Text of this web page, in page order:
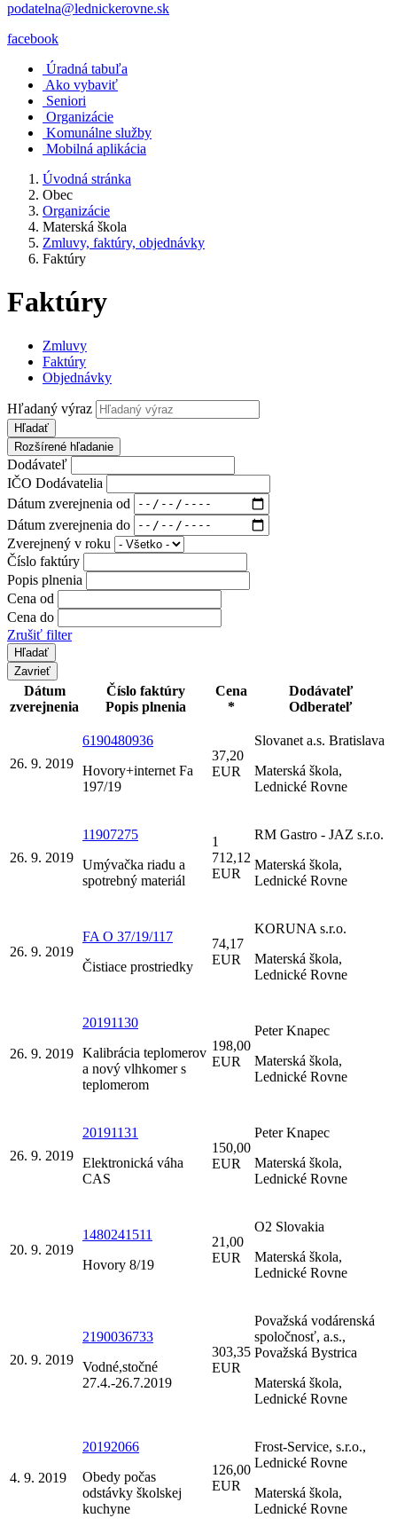
podatelna@lednickerovne.sk
facebook
Úradná tabuľa
Ako vybaviť
Seniori
Organizácie
Komunálne služby
Mobilná aplikácia
Úvodná stránka
Obec
Organizácie
Materská škola
Zmluvy, faktúry, objednávky
Faktúry
Faktúry
Zmluvy
Faktúry
Objednávky
Hľadaný výraz
Hľadať
Rozšírené hľadanie
Dodávateľ
IČO Dodávatelia
Dátum zverejnenia od
Dátum zverejnenia do
Zverejnený v roku
Číslo faktúry
Popis plnenia
Cena od
Cena do
Zrušiť filter
Zavrieť
Dátum
zverejnenia
Číslo faktúry
Popis plnenia
Cena
*
Dodávateľ
Odberateľ
26. 9. 2019
6190480936
Hovory+internet Fa
197/19
37,20
EUR
Slovanet a.s. Bratislava
Materská škola,
Lednické Rovne
26. 9. 2019
11907275
Umývačka riadu a
spotrebný materiál
1
712,12
EUR
RM Gastro - JAZ s.r.o.
Materská škola,
Lednické Rovne
26. 9. 2019
FA O 37/19/117
Čistiace prostriedky
74,17
EUR
KORUNA s.r.o.
Materská škola,
Lednické Rovne
26. 9. 2019
20191130
Kalibrácia teplomerov
a nový vlhkomer s
teplomerom
198,00
EUR
Peter Knapec
Materská škola,
Lednické Rovne
26. 9. 2019
20191131
Elektronická váha
CAS
150,00
EUR
Peter Knapec
Materská škola,
Lednické Rovne
20. 9. 2019
1480241511
Hovory 8/19
21,00
EUR
O2 Slovakia
Materská škola,
Lednické Rovne
20. 9. 2019
2190036733
Vodné,stočné
27.4.-26.7.2019
303,35
EUR
Považská vodárenská
spoločnosť, a.s.,
Považská Bystrica
Materská škola,
Lednické Rovne
4. 9. 2019
20192066
Obedy počas
odstávky školskej
kuchyne
126,00
EUR
Frost-Service, s.r.o.,
Lednické Rovne
Materská škola,
Lednické Rovne